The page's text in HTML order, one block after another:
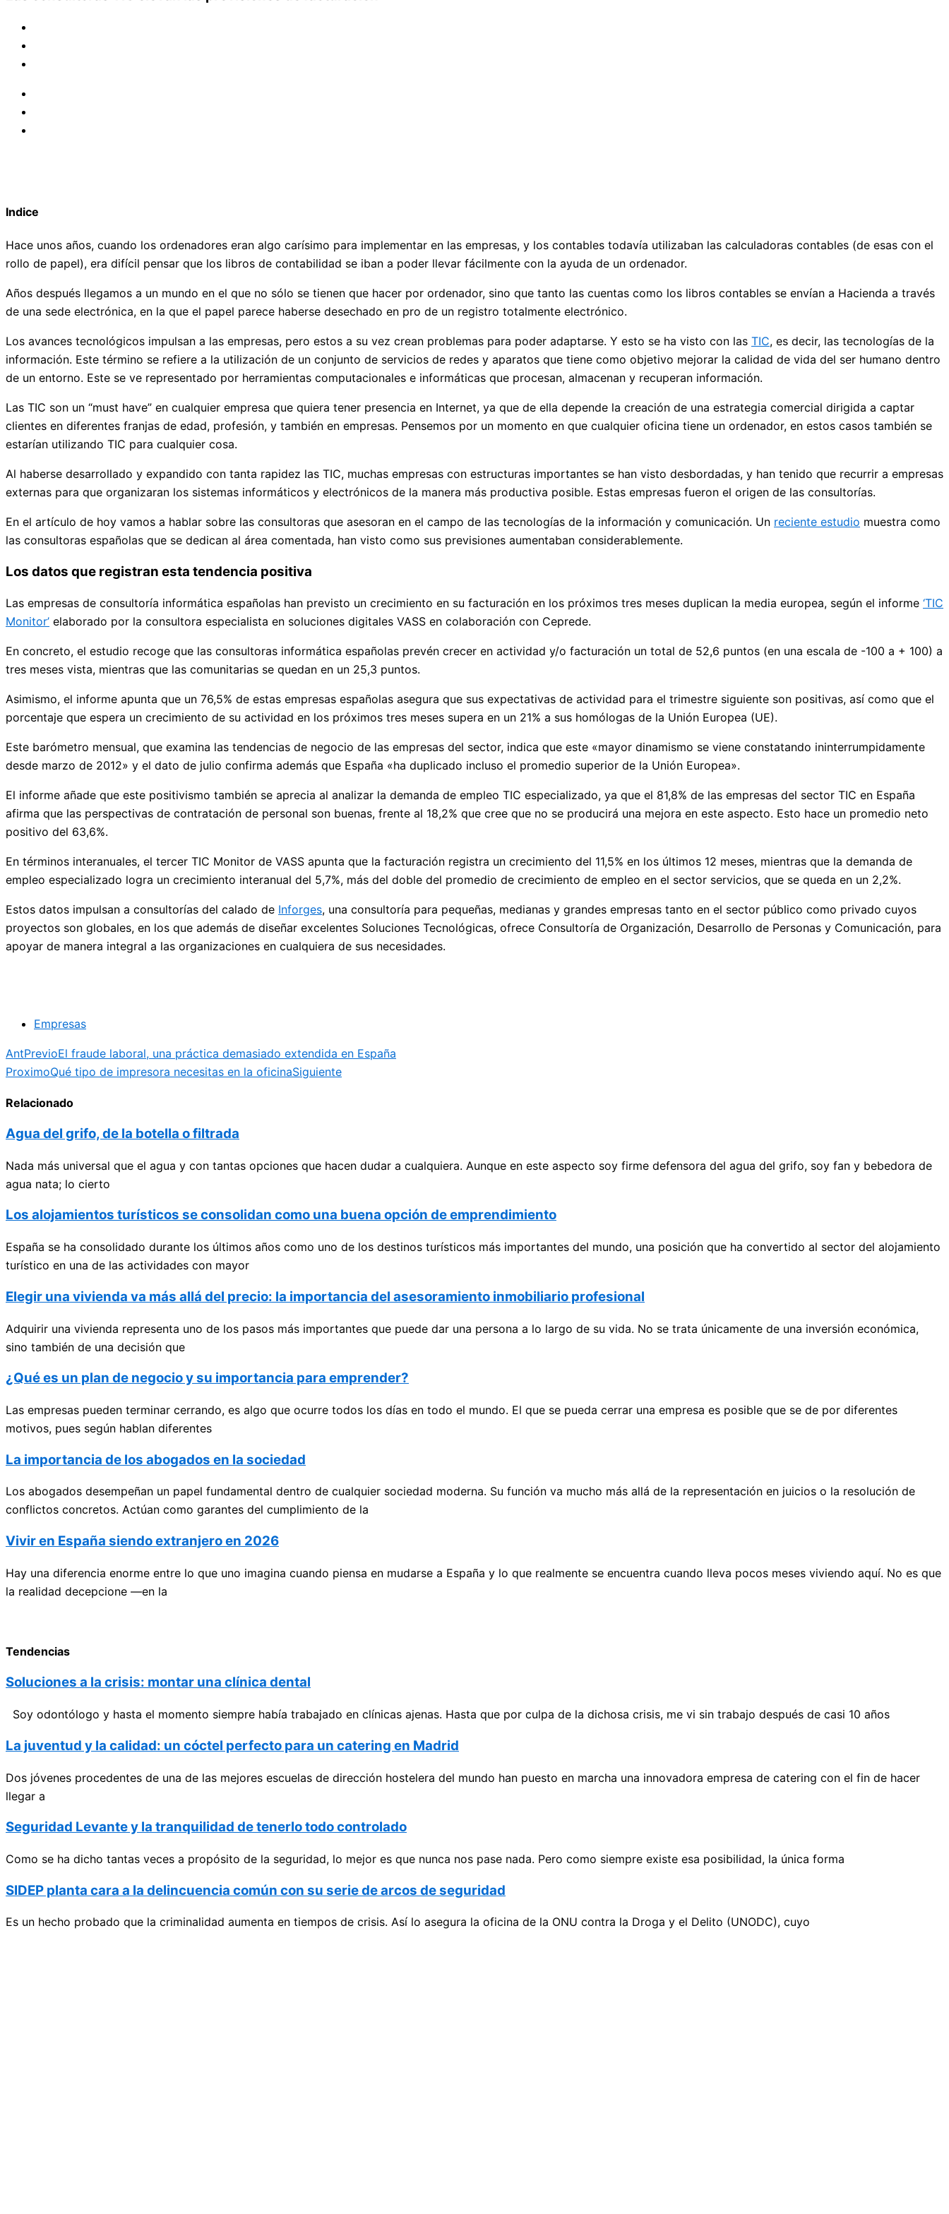
Indice
Hace unos años, cuando los ordenadores eran algo carísimo para implementar en las empresas, y los contables todavía utilizaban las calculadoras contables (de esas con el
rollo de papel), era difícil pensar que los libros de contabilidad se iban a poder llevar fácilmente con la ayuda de un ordenador.
Años después llegamos a un mundo en el que no sólo se tienen que hacer por ordenador, sino que tanto las cuentas como los libros contables se envían a Hacienda a través
de una sede electrónica, en la que el papel parece haberse desechado en pro de un registro totalmente electrónico.
Los avances tecnológicos impulsan a las empresas, pero estos a su vez crean problemas para poder adaptarse. Y esto se ha visto con las TIC, es decir, las tecnologías de la
información. Este término se refiere a la utilización de un conjunto de servicios de redes y aparatos que tiene como objetivo mejorar la calidad de vida del ser humano dentro
de un entorno. Este se ve representado por herramientas computacionales e informáticas que procesan, almacenan y recuperan información.
Las TIC son un “must have” en cualquier empresa que quiera tener presencia en Internet, ya que de ella depende la creación de una estrategia comercial dirigida a captar
clientes en diferentes franjas de edad, profesión, y también en empresas. Pensemos por un momento en que cualquier oficina tiene un ordenador, en estos casos también se
estarían utilizando TIC para cualquier cosa.
Al haberse desarrollado y expandido con tanta rapidez las TIC, muchas empresas con estructuras importantes se han visto desbordadas, y han tenido que recurrir a empresas
externas para que organizaran los sistemas informáticos y electrónicos de la manera más productiva posible. Estas empresas fueron el origen de las consultorías.
En el artículo de hoy vamos a hablar sobre las consultoras que asesoran en el campo de las tecnologías de la información y comunicación. Un reciente estudio muestra como
las consultoras españolas que se dedican al área comentada, han visto como sus previsiones aumentaban considerablemente.
Los datos que registran esta tendencia positiva
Las empresas de consultoría informática españolas han previsto un crecimiento en su facturación en los próximos tres meses duplican la media europea, según el informe ‘TIC
Monitor’ elaborado por la consultora especialista en soluciones digitales VASS en colaboración con Ceprede.
En concreto, el estudio recoge que las consultoras informática españolas prevén crecer en actividad y/o facturación un total de 52,6 puntos (en una escala de -100 a + 100) a
tres meses vista, mientras que las comunitarias se quedan en un 25,3 puntos.
Asimismo, el informe apunta que un 76,5% de estas empresas españolas asegura que sus expectativas de actividad para el trimestre siguiente son positivas, así como que el
porcentaje que espera un crecimiento de su actividad en los próximos tres meses supera en un 21% a sus homólogas de la Unión Europea (UE).
Este barómetro mensual, que examina las tendencias de negocio de las empresas del sector, indica que este «mayor dinamismo se viene constatando ininterrumpidamente
desde marzo de 2012» y el dato de julio confirma además que España «ha duplicado incluso el promedio superior de la Unión Europea».
El informe añade que este positivismo también se aprecia al analizar la demanda de empleo TIC especializado, ya que el 81,8% de las empresas del sector TIC en España
afirma que las perspectivas de contratación de personal son buenas, frente al 18,2% que cree que no se producirá una mejora en este aspecto. Esto hace un promedio neto
positivo del 63,6%.
En términos interanuales, el tercer TIC Monitor de VASS apunta que la facturación registra un crecimiento del 11,5% en los últimos 12 meses, mientras que la demanda de
empleo especializado logra un crecimiento interanual del 5,7%, más del doble del promedio de crecimiento de empleo en el sector servicios, que se queda en un 2,2%.
Estos datos impulsan a consultorías del calado de Inforges, una consultoría para pequeñas, medianas y grandes empresas tanto en el sector público como privado cuyos
proyectos son globales, en los que además de diseñar excelentes Soluciones Tecnológicas, ofrece Consultoría de Organización, Desarrollo de Personas y Comunicación, para
apoyar de manera integral a las organizaciones en cualquiera de sus necesidades.
Empresas
AntPrevioEl fraude laboral, una práctica demasiado extendida en España
ProximoQué tipo de impresora necesitas en la oficinaSiguiente
Relacionado
Agua del grifo, de la botella o filtrada
Nada más universal que el agua y con tantas opciones que hacen dudar a cualquiera. Aunque en este aspecto soy firme defensora del agua del grifo, soy fan y bebedora de
agua nata; lo cierto
Los alojamientos turísticos se consolidan como una buena opción de emprendimiento
España se ha consolidado durante los últimos años como uno de los destinos turísticos más importantes del mundo, una posición que ha convertido al sector del alojamiento
turístico en una de las actividades con mayor
Elegir una vivienda va más allá del precio: la importancia del asesoramiento inmobiliario profesional
Adquirir una vivienda representa uno de los pasos más importantes que puede dar una persona a lo largo de su vida. No se trata únicamente de una inversión económica,
sino también de una decisión que
¿Qué es un plan de negocio y su importancia para emprender?
Las empresas pueden terminar cerrando, es algo que ocurre todos los días en todo el mundo. El que se pueda cerrar una empresa es posible que se de por diferentes
motivos, pues según hablan diferentes
La importancia de los abogados en la sociedad
Los abogados desempeñan un papel fundamental dentro de cualquier sociedad moderna. Su función va mucho más allá de la representación en juicios o la resolución de
conflictos concretos. Actúan como garantes del cumplimiento de la
Vivir en España siendo extranjero en 2026
Hay una diferencia enorme entre lo que uno imagina cuando piensa en mudarse a España y lo que realmente se encuentra cuando lleva pocos meses viviendo aquí. No es que
la realidad decepcione —en la
Tendencias
Soluciones a la crisis: montar una clínica dental
Soy odontólogo y hasta el momento siempre había trabajado en clínicas ajenas. Hasta que por culpa de la dichosa crisis, me vi sin trabajo después de casi 10 años
La juventud y la calidad: un cóctel perfecto para un catering en Madrid
Dos jóvenes procedentes de una de las mejores escuelas de dirección hostelera del mundo han puesto en marcha una innovadora empresa de catering con el fin de hacer
llegar a
Seguridad Levante y la tranquilidad de tenerlo todo controlado
Como se ha dicho tantas veces a propósito de la seguridad, lo mejor es que nunca nos pase nada. Pero como siempre existe esa posibilidad, la única forma
SIDEP planta cara a la delincuencia común con su serie de arcos de seguridad
Es un hecho probado que la criminalidad aumenta en tiempos de crisis. Así lo asegura la oficina de la ONU contra la Droga y el Delito (UNODC), cuyo